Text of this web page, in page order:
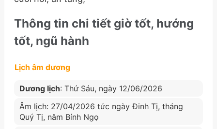
Thông tin chi tiết giờ tốt, hướng
tốt, ngũ hành
Lịch âm dương
Dương lịch: Thứ Sáu, ngày 12/06/2026
Âm lịch: 27/04/2026 tức ngày Đinh Tị, tháng
Quý Tị, năm Bính Ngọ